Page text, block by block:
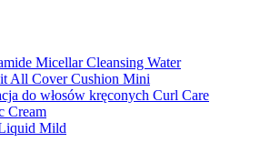
Micellar Cleansing Water
All Cover Cushion Mini
do włosów kręconych Curl Care
Cream
Mild